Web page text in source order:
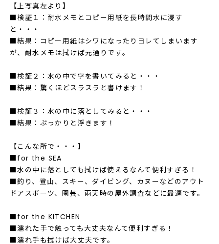
【上写真左より】
■検証１：耐水メモとコピー用紙を長時間水に浸す
と・・・
■結果：コピー用紙はシワになったりヨレてしまいます
が、耐水メモは拭けば元通りです。
■検証２：水の中で字を書いてみると・・・
■結果：驚くほどスラスラと書けます！
■検証３：水の中に落としてみると・・・
■結果：ぷっかりと浮きます！
【こんな所で・・・】
■for the SEA
■水の中に落としても拭けば使えるなんて便利すぎる！
■釣り、登山、スキー、ダイビング、カヌーなどのアウト
ドアスポーツ、園芸、雨天時の屋外調査などに最適です。
■for the KITCHEN
■濡れた手で触っても大丈夫なんて便利すぎる！
■濡れ手も拭けば大丈夫です。